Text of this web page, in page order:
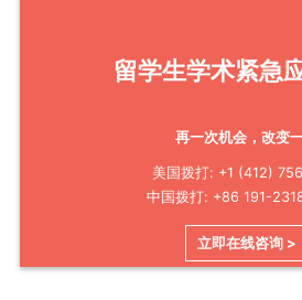
留学生学术紧急
再一次机会，改变
美国拨打: +1 (412)
中国拨打: +86 191-
立即在线咨询 >